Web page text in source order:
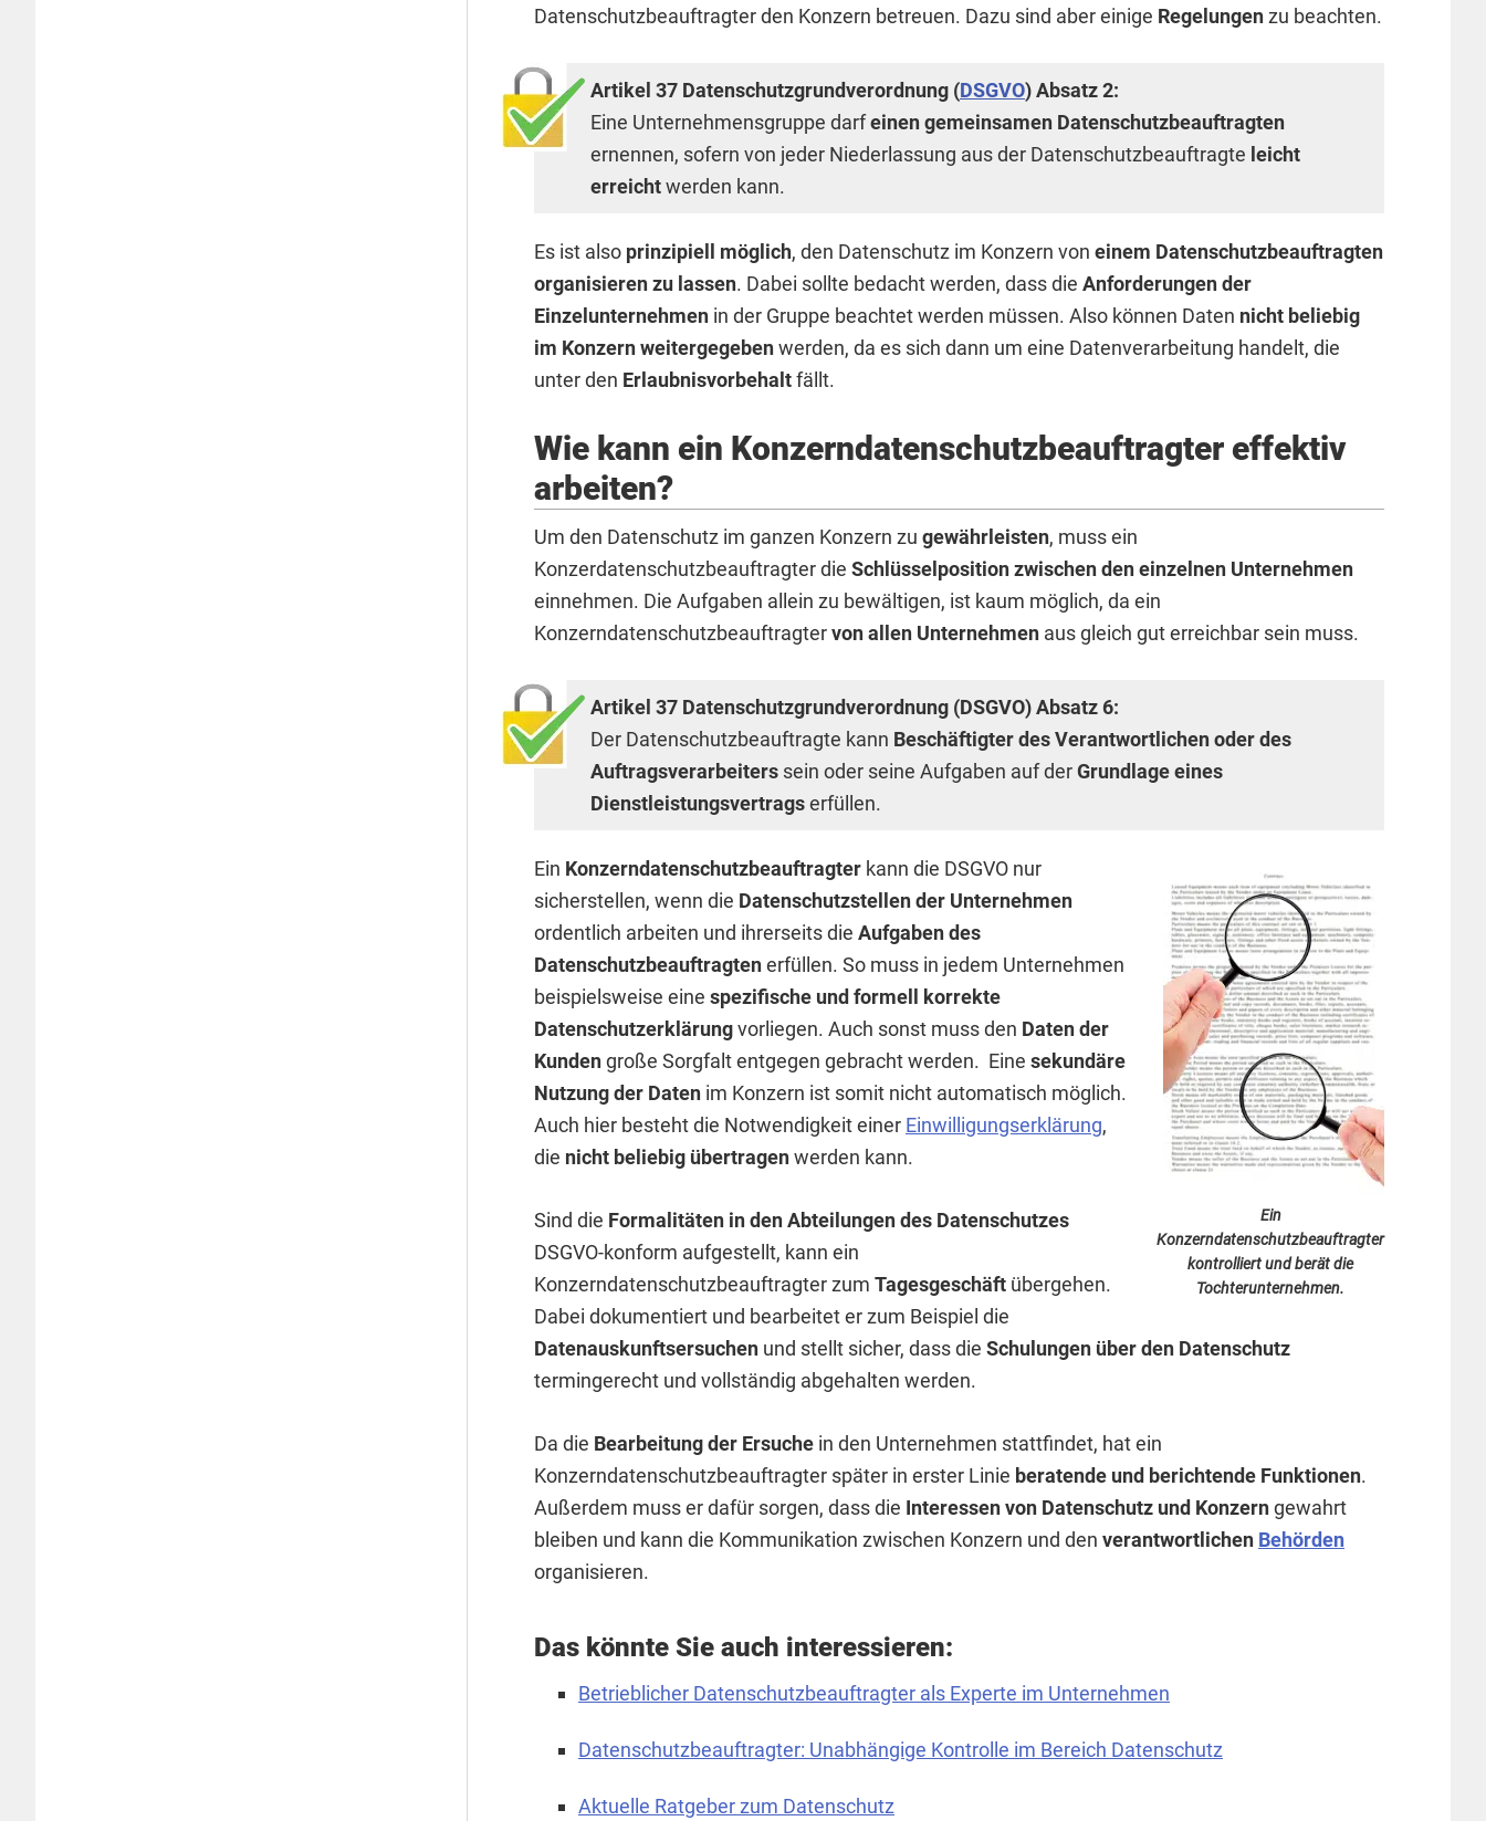
Datenschutzbeauftragter den Konzern betreuen. Dazu sind aber einige Regelungenzu beachten.
Artikel 37 Datenschutzgrundverordnung (DSGVO) Absatz 2:
Eine Unternehmensgruppe darfeinen gemeinsamen Datenschutzbeauftragten
ernennen, sofern von jeder Niederlassung aus der Datenschutzbeauftragte leicht
erreichtwerden kann.
Es ist also prinzipiell möglich, den Datenschutz im Konzern von einem Datenschutzbeauftragten
organisieren zu lassen. Dabei sollte bedacht werden, dass die Anforderungen der
Einzelunternehmen in der Gruppe beachtet werden müssen. Also können Daten nicht beliebig
im Konzern weitergegebenwerden, da es sich dann um eine Datenverarbeitung handelt, die
unter den Erlaubnisvorbehaltfällt.
Wie kann ein Konzerndatenschutzbeauftragter effektiv
arbeiten?
Um den Datenschutz im ganzen Konzern zu gewährleisten, muss ein
Konzerdatenschutzbeauftragter die Schlüsselposition zwischen den einzelnen Unternehmen
einnehmen. Die Aufgaben allein zu bewältigen, ist kaum möglich, da ein
Konzerndatenschutzbeauftragtervon allen Unternehmen aus gleich gut erreichbar sein muss.
Artikel 37 Datenschutzgrundverordnung (DSGVO) Absatz 6:
Der Datenschutzbeauftragte kann Beschäftigter des Verantwortlichen oder des
Auftragsverarbeiters sein oder seine Aufgaben auf derGrundlage eines
Dienstleistungsvertragserfüllen.
Ein
Konzerndatenschutzbeauftragter
kontrolliert und berät die
Tochterunternehmen.
Ein Konzerndatenschutzbeauftragter kann die DSGVO nur
sicherstellen, wenn die Datenschutzstellen der Unternehmen
ordentlich arbeiten und ihrerseits die Aufgaben des
Datenschutzbeauftragtenerfüllen. So muss in jedem Unternehmen
beispielsweise eine spezifische und formell korrekte
Datenschutzerklärungvorliegen. Auch sonst muss den Daten der
Kundengroße Sorgfalt entgegen gebracht werden. Eine sekundäre
Nutzung der Daten im Konzern ist somit nicht automatisch möglich.
Auch hier besteht die Notwendigkeit einer Einwilligungserklärung,
die nicht beliebig übertragenwerden kann.
Sind die Formalitäten in den Abteilungen des Datenschutzes
DSGVO-konform aufgestellt, kann ein
Konzerndatenschutzbeauftragter zum Tagesgeschäft übergehen.
Dabei dokumentiert und bearbeitet er zum Beispiel die
Datenauskunftsersuchen und stellt sicher, dass die Schulungen über den Datenschutz
termingerecht und vollständig abgehalten werden.
Da die Bearbeitung der Ersuche in den Unternehmen stattfindet, hat ein
Konzerndatenschutzbeauftragter später in erster Linie beratende und berichtende Funktionen.
Außerdem muss er dafür sorgen, dass die Interessen von Datenschutz und Konzerngewahrt
bleiben und kann die Kommunikation zwischen Konzern und den verantwortlichen Behörden
organisieren.
Das könnte Sie auch interessieren:
Betrieblicher Datenschutzbeauftragter als Experte im Unternehmen
Datenschutzbeauftragter: Unabhängige Kontrolle im Bereich Datenschutz
Aktuelle Ratgeber zum Datenschutz